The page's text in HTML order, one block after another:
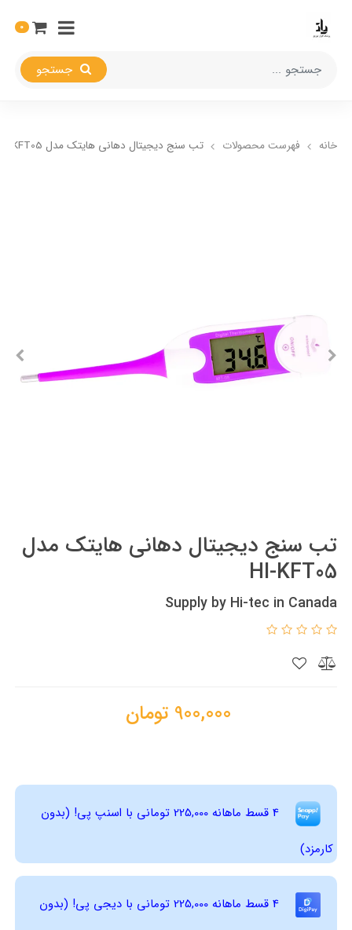
0
خانه فهرست محصولات تب سنج دیجیتال دهانی هایتک مدل HI-KFT05
تب سنج دیجیتال دهانی هایتک مدل
HI-KFT05
Supply by Hi-tec in Canada
900,000 تومان
4 قسط ماهانه 225,000 تومانی با اسنپ ‌پی! (بدون
کارمزد)
4 قسط ماهانه 225,000 تومانی با دیجی ‌پی! (بدون